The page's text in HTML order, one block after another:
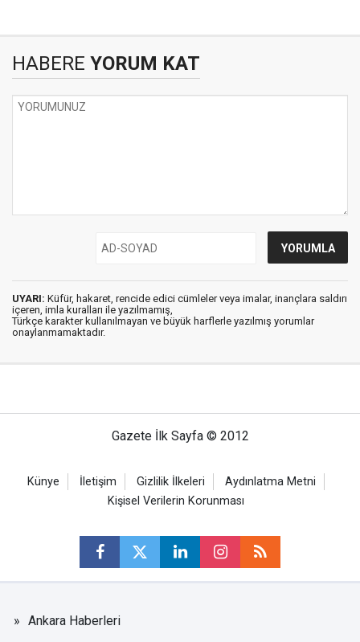
HABERE YORUM KAT
UYARI: Küfür, hakaret, rencide edici cümleler veya imalar, inançlara saldırı
içeren, imla kuralları ile yazılmamış,
Türkçe karakter kullanılmayan ve büyük harflerle yazılmış yorumlar
onaylanmamaktadır.
Gazete İlk Sayfa © 2012
Künye İletişim Gizlilik İlkeleri
Aydınlatma Metni
Kişisel Verilerin Korunması
Ankara Haberleri